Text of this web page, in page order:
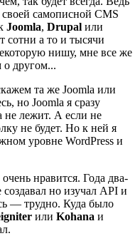
самописной CMS
Joomla, Drupal или
сотни а то и тысячи
нишу, мне все же
о другом...
та же Joomla или
но Joomla я сразу
не лежит. А если не
не будет. Но к ней я
уровне WordPress и
нравится. Года два-
но изучал API и
— трудно. Куда было
или Kohana и